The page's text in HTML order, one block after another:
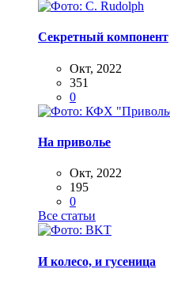
Секретный компонент
Окт, 2022
351
0
На приволье
Окт, 2022
195
0
Все статьи
И колесо, и гусеница